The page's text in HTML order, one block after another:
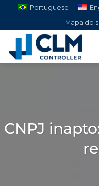
Pular
o
conteúdo
Portuguese
Mapa do
CNPJ